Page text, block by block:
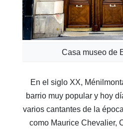
Casa museo de
En el siglo XX,
barrio muy popular y hoy
varios cantantes de la
como Maurice Chevalier,